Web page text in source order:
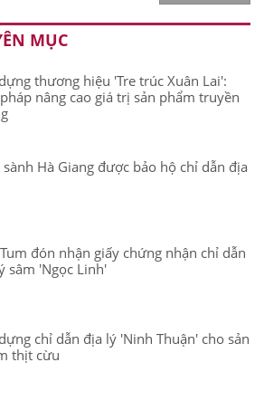
MỤC
thương hiệu 'Tre trúc Xuân Lai':
nâng cao giá trị sản phẩm truyền
sành Hà Giang được bảo hộ chỉ dẫn địa
đón nhận giấy chứng nhận chỉ dẫn
sâm 'Ngọc Linh'
chỉ dẫn địa lý 'Ninh Thuận' cho sản
thịt cừu